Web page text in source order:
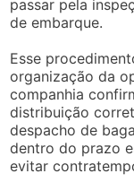
passar pela
de embarque.
Esse
organização da
companhia
distribuição
despacho de
dentro do prazo
evitar